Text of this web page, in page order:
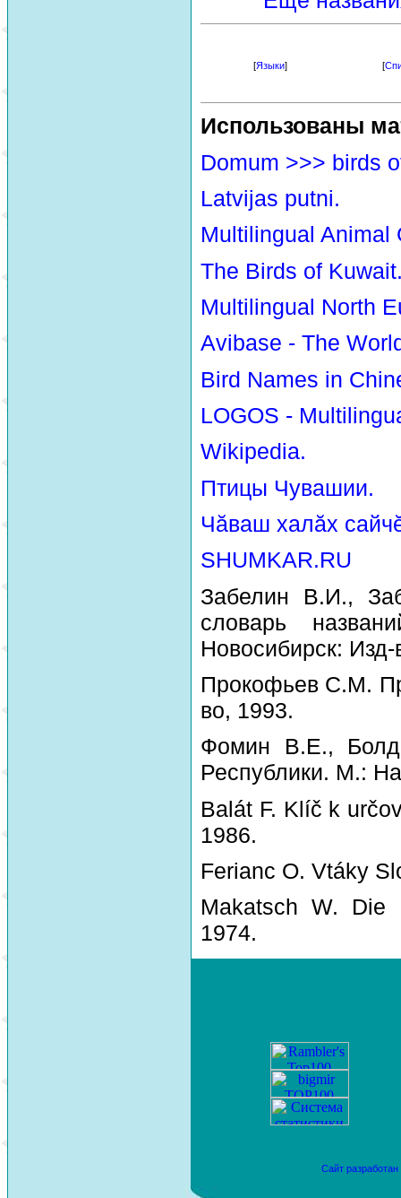
[Языки] [
Использованы
Domum >>> birds
Latvijas putni.
Multilingual Animal
The Birds of
Multilingual North
Avibase - The
Bird Names in
LOGOS -
Wikipedia.
Птицы Чувашии.
Чăваш халăх
SHUMKAR.RU
Забелин В.И.,
словарь
Новосибирск:
Прокофьев С.М.
во, 1993.
Фомин В.Е., Болд
Республики. М.:
Balát F. Klíč k
1986.
Ferianc O. Vtáky
Makatsch W. Die
1974.
Сайт